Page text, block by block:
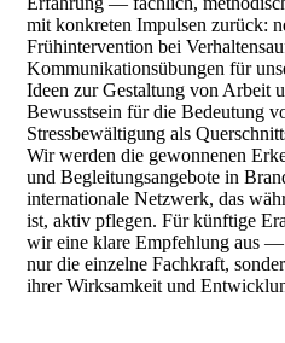
mit konkreten Impulsen zurück:
Frühintervention bei
Kommunikationsübungen für
Ideen zur Gestaltung von Arbeit
Bewusstsein für die Bedeutung
Stressbewältigung als
Wir werden die gewonnenen
und Begleitungsangebote in
internationale Netzwerk, das
ist, aktiv pflegen. Für künftige
wir eine klare Empfehlung aus —
nur die einzelne Fachkraft,
ihrer Wirksamkeit und